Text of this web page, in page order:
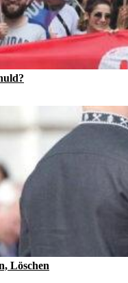
Löschen